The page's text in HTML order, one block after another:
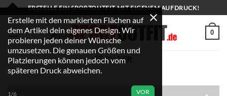
Zum
Inhalt
springen
ERSTELLE EIN SPORTOUTFIT MIT EIGENEM AUFDRUCK!
0
FILTER
Erstelle mit den markierten Flächen auf
dem Artikel dein eigenes Design. Wir
probieren jeden deiner Wünsche
umzusetzen. Die genauen Größen und
Platzierungen können jedoch vom
späteren Druck abweichen.
VOR
1/6